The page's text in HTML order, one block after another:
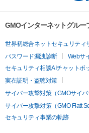
GMOインターネットグル
世界初総合ネットセキュリティ
パスワード漏洩診断
Webサ
セキュリティ相談AIチャットボ
実在証明・盗聴対策
サイバー攻撃対策（GMOサイバ
サイバー攻撃対策（GMO Flatt
セキュリティ事業の軌跡